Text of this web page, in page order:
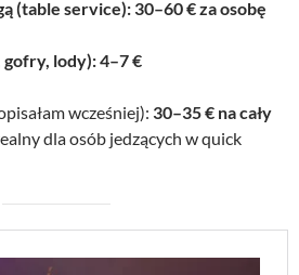
o
i
a
:
,
0
0
s
:
9
,
z
ł
(table service): 30–60 € za osobę
lody): 4–7 €
wcześniej): 30–35 € na cały
dla osób jedzących w quick